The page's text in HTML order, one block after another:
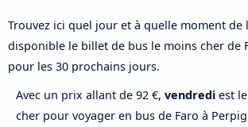
Trouvez ici quel jour et à quelle moment de
disponible le billet de bus le moins cher de
pour les 30 prochains jours.
Avec un prix allant de 92 €, vendredi est
cher pour voyager en bus de Faro à